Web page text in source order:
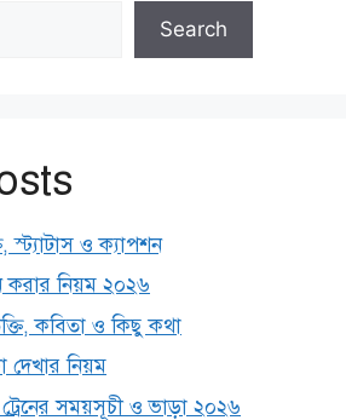
Search
স্ট্যাটাস ও ক্যাপশন
করার নিয়ম ২০২৬
কবিতা ও কিছু কথা
দেখার নিয়ম
সময়সূচী ও ভাড়া ২০২৬